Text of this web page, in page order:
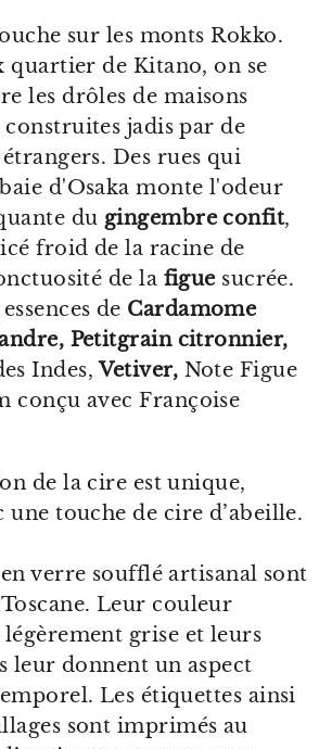
sur les monts Rokko.
quartier de Kitano, on se
les drôles de maisons
construites jadis par de
Des rues qui
d'Osaka monte l'odeur
du gingembre confit,
froid de la racine de
de la figue sucrée.
de Cardamome
Petitgrain citronnier,
Indes,Vetiver, Note Figue
conçu avec Françoise
de la cire est unique,
une touche de cire d’abeille.
verre soufflé artisanal sont
Leur couleur
grise et leurs
leur donnent un aspect
Les étiquettes ainsi
sont imprimés au